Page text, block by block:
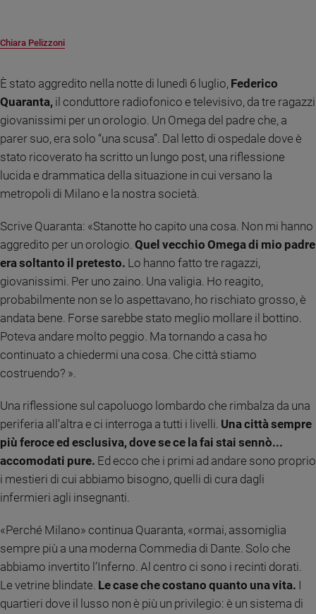
e
valore
Caso
della
settimana
Diversità
e
inclusione
Costume
Cultura
e
spettacoli
Sanremo
2026
Tv
ed
educazione
Genitori
Chiara Pelizzoni
È stato aggredito nella notte di lunedì 6 luglio, Federico
Quaranta, il conduttore radiofonico e televisivo, da tre ragazzi
giovanissimi per un orologio. Un Omega del padre che, a
parer suo, era solo “una scusa”. Dal letto di ospedale dove è
stato ricoverato ha scritto un lungo post, una riflessione
lucida e drammatica della situazione in cui versano la
metropoli di Milano e la nostra società.
Scrive Quaranta: «Stanotte ho capito una cosa. Non mi hanno
aggredito per un orologio. Quel vecchio Omega di mio padre
era soltanto il pretesto. Lo hanno fatto tre ragazzi,
giovanissimi. Per uno zaino. Una valigia. Ho reagito,
probabilmente non se lo aspettavano, ho rischiato grosso, è
andata bene. Forse sarebbe stato meglio mollare il bottino.
Poteva andare molto peggio. Ma tornando a casa ho
continuato a chiedermi una cosa. Che città stiamo
costruendo? ».
Una riflessione sul capoluogo lombardo che rimbalza da una
periferia all’altra e ci interroga a tutti i livelli. Una città sempre
più feroce ed esclusiva, dove se ce la fai stai sennò...
accomodati pure. Ed ecco che i primi ad andare sono proprio
i mestieri di cui abbiamo bisogno, quelli di cura dagli
infermieri agli insegnanti.
«Perché Milano» continua Quaranta, «ormai, assomiglia
sempre più a una moderna Commedia di Dante. Solo che
abbiamo invertito l’Inferno. Al centro ci sono i recinti dorati.
Le vetrine blindate. Le case che costano quanto una vita. I
quartieri dove il lusso non è più un privilegio: è un sistema di